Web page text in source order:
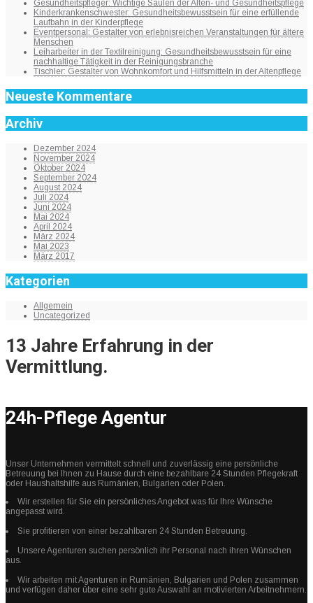
Gesundheitspfleger: Wichtige Säulen der Alten- und Gesundheitspflege
Kinderkrankenschwester: Gesundheitsbewusstsein für eine erfüllende
Laufbahn in der Kinderpflege
Eventpersonal: Gestalter von erlebnisreichen Veranstaltungen für ältere
Menschen
Leiharbeiter in der Textilreinigung: Gesundheitsbewusstsein für eine
nachhaltige Tätigkeit in der Reinigungsbranche
Tischler: Gestalter von Wohnkomfort und Hilfsmitteln in der Altenpflege
Neueste Kommentare
Archiv
Dezember 2024
November 2024
Oktober 2024
September 2024
August 2024
Juli 2024
Juni 2024
Mai 2024
April 2024
März 2024
Mai 2023
März 2017
Kategorien
Allgemein
Uncategorized
13 Jahre Erfahrung in der
Vermittlung.
24h-Pflege Agentur
Unser Unternehmen vermittelt schnell und zuverlässig eine persönliche
Betreuung bei Ihnen zu Hause durch eine bezahlbare 24 Stunden Pflegekraft
oder Haushaltshilfe aus Rumänien, Bulgarien oder Polen.
Wir erstellen für Sie ein persönliches Angebot was für Ihre Wünsche
angepasst wird.
Sie profitieren von einer bezahlbaren 24 Stunden Betreuung.
Unsere Agenturen suchen persönlich ihr Personal nach ihren Wünschen
aus.
Wir arbeiten mit Agenturen in Rumänien, Bulgarien und Polen zusammen
und verfügen daher über eine sehr gute Auswahl an motivierten Arbeitnehmern.